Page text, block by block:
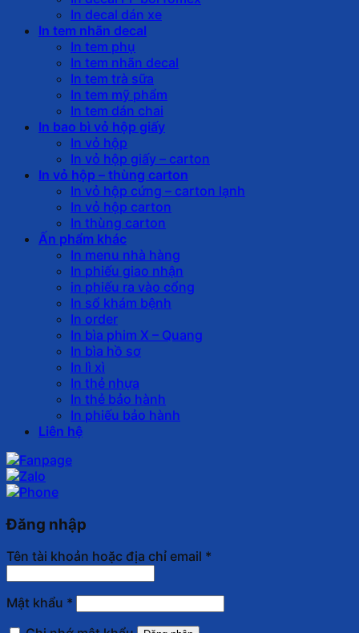
In decal dán xe
In tem nhãn decal
In tem phụ
In tem nhãn decal
In tem trà sữa
In tem mỹ phẩm
In tem dán chai
In bao bì vỏ hộp giấy
In vỏ hộp
In vỏ hộp giấy – carton
In vỏ hộp – thùng carton
In vỏ hộp cứng – carton lạnh
In vỏ hộp carton
In thùng carton
Ấn phẩm khác
In menu nhà hàng
In phiếu giao nhận
in phiếu ra vào cổng
In sổ khám bệnh
In order
In bìa phim X – Quang
In bìa hồ sơ
In lì xì
In thẻ nhựa
In thẻ bảo hành
In phiếu bảo hành
Liên hệ
Đăng nhập
Tên tài khoản hoặc địa chỉ email *
Mật khẩu *